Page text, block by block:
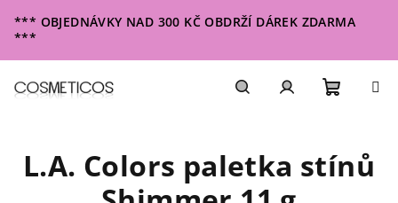
na
obsah
*** OBJEDNÁVKY NAD 300 KČ OBDRŽÍ DÁREK ZDARMA
***
košík
L.A. Colors paletka stínů